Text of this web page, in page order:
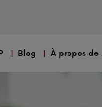
Blog À propos de